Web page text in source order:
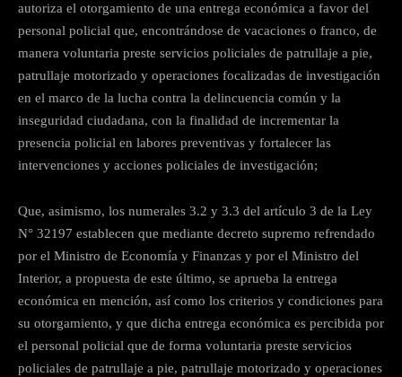
autoriza el otorgamiento de una entrega económica a favor del
personal policial que, encontrándose de vacaciones o franco, de
manera voluntaria preste servicios policiales de patrullaje a pie,
patrullaje motorizado y operaciones focalizadas de investigación
en el marco de la lucha contra la delincuencia común y la
inseguridad ciudadana, con la finalidad de incrementar la
presencia policial en labores preventivas y fortalecer las
intervenciones y acciones policiales de investigación;
Que, asimismo, los numerales 3.2 y 3.3 del artículo 3 de la Ley
N° 32197 establecen que mediante decreto supremo refrendado
por el Ministro de Economía y Finanzas y por el Ministro del
Interior, a propuesta de este último, se aprueba la entrega
económica en mención, así como los criterios y condiciones para
su otorgamiento, y que dicha entrega económica es percibida por
el personal policial que de forma voluntaria preste servicios
policiales de patrullaje a pie, patrullaje motorizado y operaciones